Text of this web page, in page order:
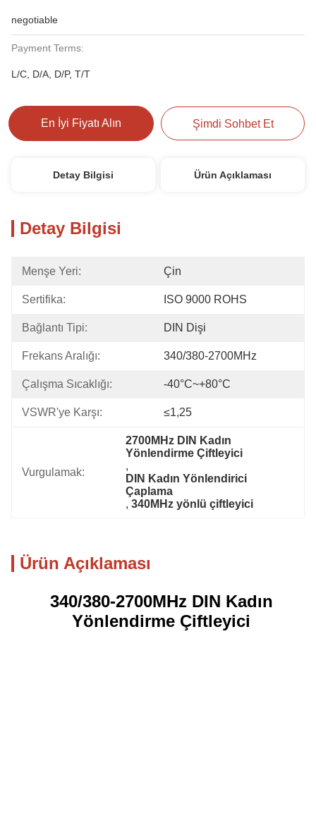
negotiable
Payment Terms:
L/C, D/A, D/P, T/T
En İyi Fiyatı Alın Şimdi Sohbet Et
Detay Bilgisi Ürün Açıklaması
Detay Bilgisi
Menşe Yeri: Çin
Sertifika: ISO 9000 ROHS
Bağlantı Tipi: DIN Dişi
Frekans Aralığı: 340/380-2700MHz
Çalışma Sıcaklığı: -40°C~+80°C
VSWR'ye Karşı: ≤1,25
Vurgulamak:
2700MHz DIN Kadın
Yönlendirme Çiftleyici
,
DIN Kadın Yönlendirici
Çaplama
, 340MHz yönlü çiftleyici
Ürün Açıklaması
340/380-2700MHz DIN Kadın
Yönlendirme Çiftleyici